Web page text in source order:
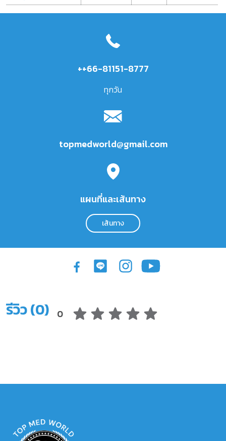
++66-81151-8777
ทุกวัน
topmedworld@gmail.com
แผนที่และเส้นทาง
เส้นทาง
รีวิว (0) 0